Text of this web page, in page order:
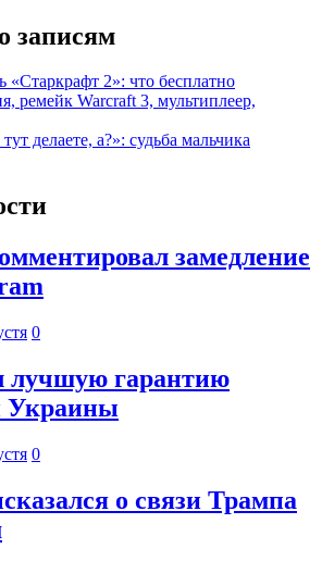
записям
«Старкрафт 2»: что бесплатно
ремейк Warcraft 3, мультиплеер,
делаете, а?»: судьба мальчика
замедление
0
лучшую гарантию
Украины
0
о связи Трампа